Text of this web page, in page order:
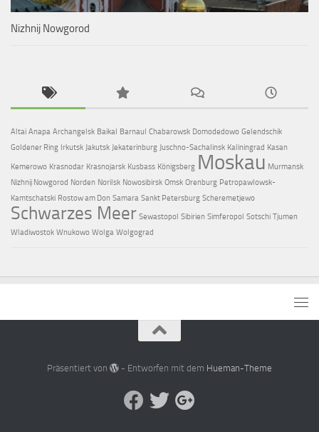
Nizhnij Nowgorod
Altai Anapa Archangelsk Baikal Barnaul Chabarowsk Domodedowo Gelendschik
Goldener Ring Irkutsk Jakutsk Jekaterinburg Juschno-Sachalinsk Kaliningrad Kasan
Kemerowo Krasnodar Krasnojarsk Kusbass Königsberg Moskau Murmansk
Nizhnij Nowgorod Norden Norilsk Nowosibirsk Omsk Orenburg Petropawlowsk-
Kamtschatski Rostow am Don Samara Sankt Petersburg Scheremetjewo
Schwarzes Meer Sewastopol Sibirien Simferopol Sotschi Tjumen
Wladiwostok Wnukowo Wolga Wolgograd
Präsentiert von - Entworfen mit dem Hueman-Theme